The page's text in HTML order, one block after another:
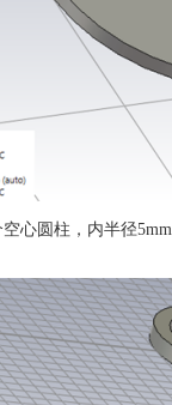
心圆柱，内半径